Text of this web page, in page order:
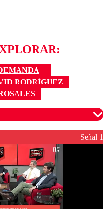
RODRÍGUEZ
para garantizar un
Señal 1